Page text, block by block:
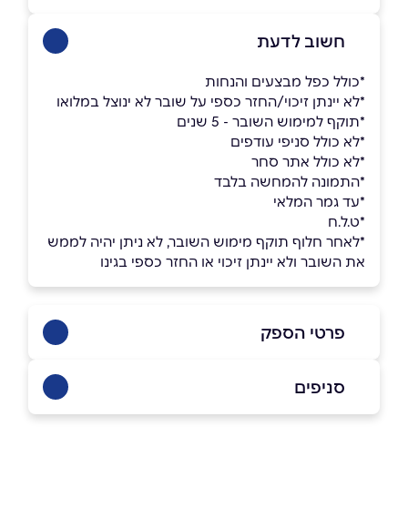
חשוב לדעת
*כולל כפל מבצעים והנחות
*לא יינתן זיכוי/החזר כספי על שובר לא ינוצל במלואו
*תוקף למימוש השובר - 5 שנים
*לא כולל סניפי עודפים
*לא כולל אתר סחר
*התמונה להמחשה בלבד
*עד גמר המלאי
*ט.ל.ח
*לאחר חלוף תוקף מימוש השובר, לא ניתן יהיה לממש
את השובר ולא יינתן זיכוי או החזר כספי בגינו
פרטי הספק
באתר
סניפים